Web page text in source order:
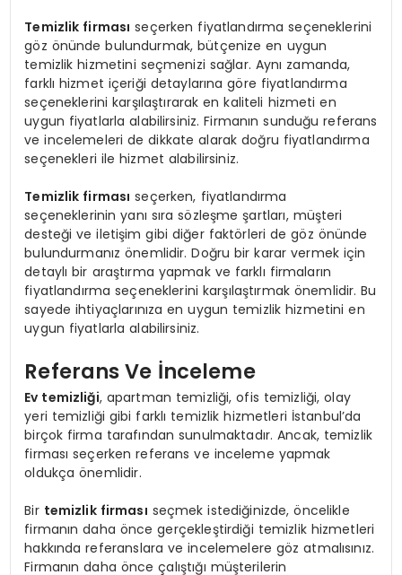
Temizlik firması seçerken fiyatlandırma seçeneklerini
göz önünde bulundurmak, bütçenize en uygun
temizlik hizmetini seçmenizi sağlar. Aynı zamanda,
farklı hizmet içeriği detaylarına göre fiyatlandırma
seçeneklerini karşılaştırarak en kaliteli hizmeti en
uygun fiyatlarla alabilirsiniz. Firmanın sunduğu referans
ve incelemeleri de dikkate alarak doğru fiyatlandırma
seçenekleri ile hizmet alabilirsiniz.
Temizlik firması seçerken, fiyatlandırma
seçeneklerinin yanı sıra sözleşme şartları, müşteri
desteği ve iletişim gibi diğer faktörleri de göz önünde
bulundurmanız önemlidir. Doğru bir karar vermek için
detaylı bir araştırma yapmak ve farklı firmaların
fiyatlandırma seçeneklerini karşılaştırmak önemlidir. Bu
sayede ihtiyaçlarınıza en uygun temizlik hizmetini en
uygun fiyatlarla alabilirsiniz.
Referans Ve İnceleme
Ev temizliği, apartman temizliği, ofis temizliği, olay
yeri temizliği gibi farklı temizlik hizmetleri İstanbul’da
birçok firma tarafından sunulmaktadır. Ancak, temizlik
firması seçerken referans ve inceleme yapmak
oldukça önemlidir.
Bir temizlik firması seçmek istediğinizde, öncelikle
firmanın daha önce gerçekleştirdiği temizlik hizmetleri
hakkında referanslara ve incelemelere göz atmalısınız.
Firmanın daha önce çalıştığı müşterilerin